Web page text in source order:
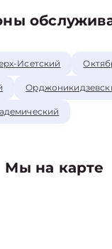
Исетский
Мы на карте